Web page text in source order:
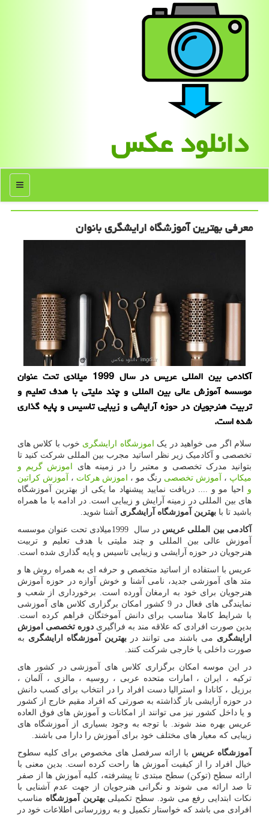
دانلود عكس
منو
معرفی بهترین آموزشگاه ارایشگری بانوان
آکادمی بین المللی عریس در سال 1999 میلادی تحت عنوان
موسسه آموزش عالی بین المللی و چند ملیتی با هدف تعلیم و
تربیت هنرجویان در حوزه آرایشی و زیبایی تاسیس و پایه گذاری
شده است.
سلام اگر می خواهید در یک اموزشگاه ارایشگری خوب با کلاس های
تخصصی و آکادمیک زیر نظر اساتید مجرب بین المللی شرکت کنید تا
بتوانید مدرک تخصصی و معتبر را در زمینه های
اموزش گریم و
میکاپ ، آموزش تخصصی رنگ مو ، اموزش هرکات ،
آموزش کراتین
و احیا مو و .... دریافت نمایید پیشنهاد ما یکی از بهترین آموزشگاه
های بین المللی در زمینه آرایش و زیبایی است. در ادامه با ما همراه
باشید تا با بهترین آموزشگاه آرایشگری
آشنا شوید.
آکادمی بین المللی عریس در سال 1999میلادی تحت عنوان موسسه
آموزش عالی بین المللی و چند ملیتی با هدف تعلیم و تربیت
هنرجویان در حوزه آرایشی و زیبایی تاسیس و پایه گذاری شده است.
عریس با استفاده از اساتید متخصص و حرفه ای به همراه روش ها و
متد های آموزشی جدید، نامی آشنا و خوش آوازه در حوزه آموزش
هنرجویان برای خود به ارمغان آورده است. برخورداری از شعب و
نمایندگی های فعال در 9 کشور امکان برگزاری کلاس های آموزشی
با شرایط کاملا مناسب برای دانش آموختگان فراهم کرده است.
بدین صورت افرادی که علاقه مند به فراگیری دوره تخصصی اموزش
ارایشگری می باشند می توانند در بهترین آموزشگاه ارایشگری به
صورت داخلی یا خارجی شرکت کنند.
در این موسه امکان برگزاری کلاس های آموزشی در کشور های
ترکیه ، ایران ، امارات متحده عربی ، روسیه ، مالزی ، آلمان ،
برزیل ، کانادا و استرالیا دست افراد را در انتخاب برای کسب دانش
در حوزه آرایشی باز گذاشته به صورتی که افراد مقیم خارج از کشور
و یا داخل کشور نیز می توانند از امکانات و آموزش های فوق العاده
عریس بهره مند شوند. با توجه به وجود بسیاری از آموزشگاه های
زیبایی که معیار های مختلف خود برای آموزش را دارا می باشند.
آموزشگاه عریس با ارائه سرفصل های مخصوص برای کلیه سطوح
خیال افراد را از کیفیت آموزش ها راحت کرده است. بدین معنی با
ارائه سطح (توکن) سطح مبتدی تا پیشرفته، کلیه آموزش ها از صفر
تا صد ارائه می شوند و نگرانی هنرجویان از جهت عدم آشنایی با
نکات ابتدایی رفع می شود. سطح تکمیلیبهترین آموزشگاه مناسب
افرادی می باشد که خواستار تکمیل و به روزرسانی اطلاعات خود در